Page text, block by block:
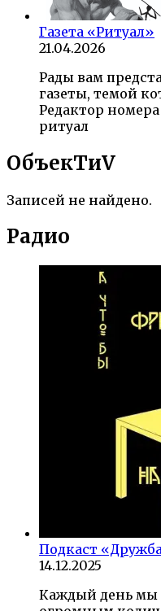
Газета «Ритуал»
21.04.2026
Рады вам
газеты, темой
Редактор
ритуал
ОбъекTиV
Записей не найдено.
Радио
Подкаст
14.12.2025
Каждый день мы